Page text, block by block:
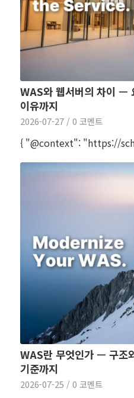
WAS와 웹서버의 차이 —
이유까지
2026-07-27 / 0 코멘트
{ "@context": "https://
WAS란 무엇인가 — 구조
기준까지
2026-07-25 / 0 코멘트